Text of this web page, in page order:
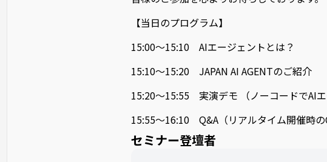
【当日のプログラム】
15:00～15:10 AIエージェントとは？
15:10～15:20 JAPAN AI AGENTのご紹介
15:20～15:55 実演デモ （ノーコードでAIエ
15:55～16:10 Q&A（リアルタイム開催時の
セミナー登壇者